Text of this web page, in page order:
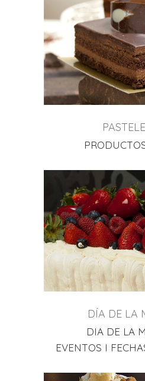
DÍA DE LA
DIA DE LA
EVENTOS I